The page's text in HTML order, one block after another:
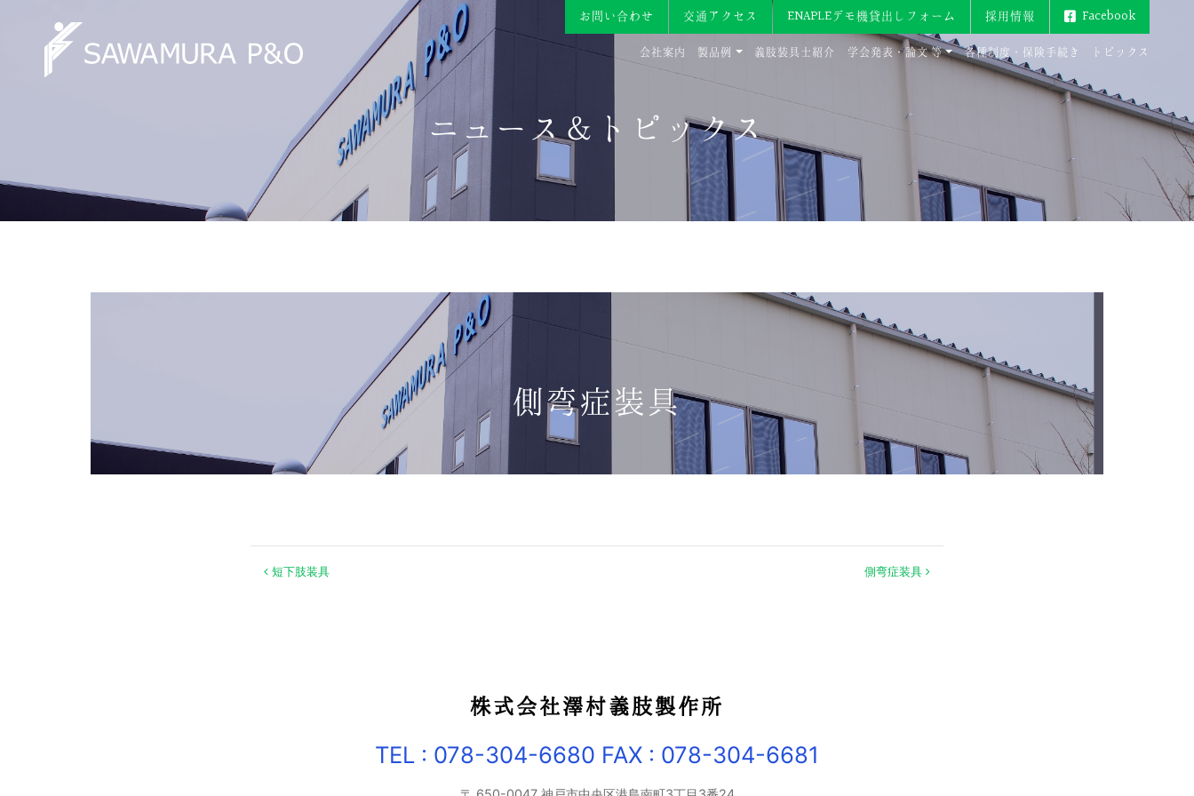
お問い合わせ 交通アクセス ENAPLEデモ機貸出しフォーム 採用情報 Facebook
会社案内 製品例 義肢装具士紹介 学会発表・論文 等 各種制度・保険手続き トピックス
ニュース＆トピックス
側弯症装具
投稿ナビゲーション
短下肢装具 側弯症装具
株式会社澤村義肢製作所
TEL : 078-304-6680 FAX : 078-304-6681